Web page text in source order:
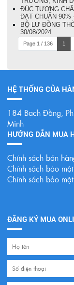
ĐÚC TƯỢNG
ĐẠT CHUẨN 90%
BỘ LƯ ĐỒNG
30/08/2024
Page 1 / 136 1
HỆ THỐNG CỦA
184 Bạch Đằng,
Minh
HƯỚNG DẪN MUA
Chính sách bán
Chính sách bảo
Chính sách bảo
ĐĂNG KÝ MUA